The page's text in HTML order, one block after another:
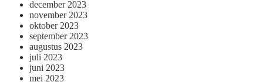
december 2023
november 2023
oktober 2023
september 2023
augustus 2023
juli 2023
juni 2023
mei 2023